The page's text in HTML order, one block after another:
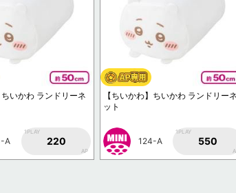
ちいかわ ランドリーネ
A
1PLAY
220
AP
【ちいかわ】ちいかわ ランドリーネ
ット
124-A
1PLAY
550